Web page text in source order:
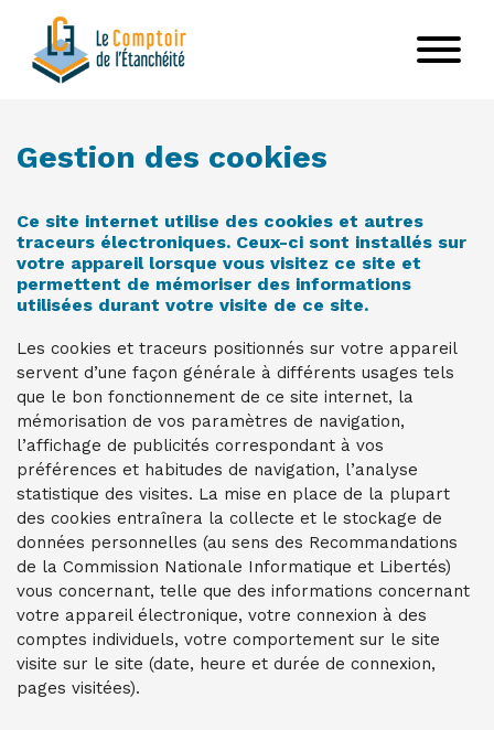
contenu
principal
Gestion des cookies
Ce site internet utilise des cookies et autres
traceurs électroniques. Ceux-ci sont installés sur
votre appareil lorsque vous visitez ce site et
permettent de mémoriser des informations
utilisées durant votre visite de ce site.
Les cookies et traceurs positionnés sur votre appareil
servent d’une façon générale à différents usages tels
que le bon fonctionnement de ce site internet, la
mémorisation de vos paramètres de navigation,
l’affichage de publicités correspondant à vos
préférences et habitudes de navigation, l’analyse
statistique des visites. La mise en place de la plupart
des cookies entraînera la collecte et le stockage de
données personnelles (au sens des Recommandations
de la Commission Nationale Informatique et Libertés)
vous concernant, telle que des informations concernant
votre appareil électronique, votre connexion à des
comptes individuels, votre comportement sur le site
visite sur le site (date, heure et durée de connexion,
pages visitées).